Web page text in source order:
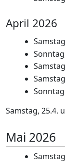
April 2026
Samstag, 25.4.
Mai 2026